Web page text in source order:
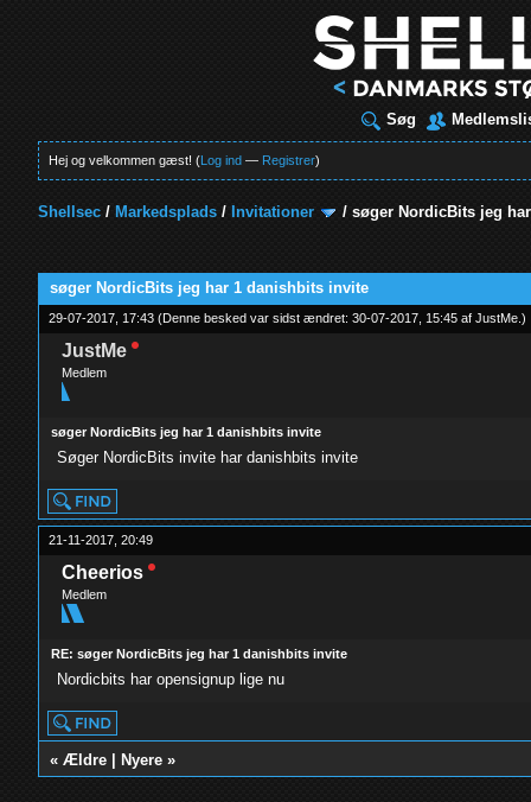
Søg
Hej og velkommen gæst! (Log ind — Registrer)
Shellsec / Markedsplads / Invitationer /søger NordicBits jeg
søger NordicBits jeg har 1 danishbits invite
29-07-2017, 17:43(Denne besked var sidst ændret: 30-07-2017, 15:45 afJustMe .)
JustMe
Medlem
søger NordicBits jeg har 1 danishbits invite
Søger NordicBits invite har danishbits invite
21-11-2017, 20:49
Cheerios
Medlem
RE: søger NordicBits jeg har 1 danishbits invite
Nordicbits har opensignup lige nu
«Ældre Nyere »